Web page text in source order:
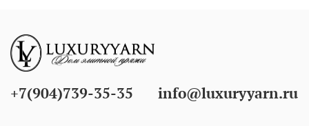
+7(904)739-35-35 info@luxuryyarn.ru